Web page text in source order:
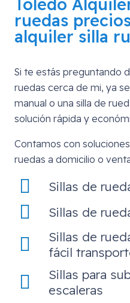
Toledo
ruedas
alquiler silla
Si te estás preguntando
ruedas cerca de mi, ya
manual o una silla de
solución rápida y
Contamos con
ruedas a domicilio o
Sillas de
Sillas de
Sillas de
fácil
Sillas para
escaleras